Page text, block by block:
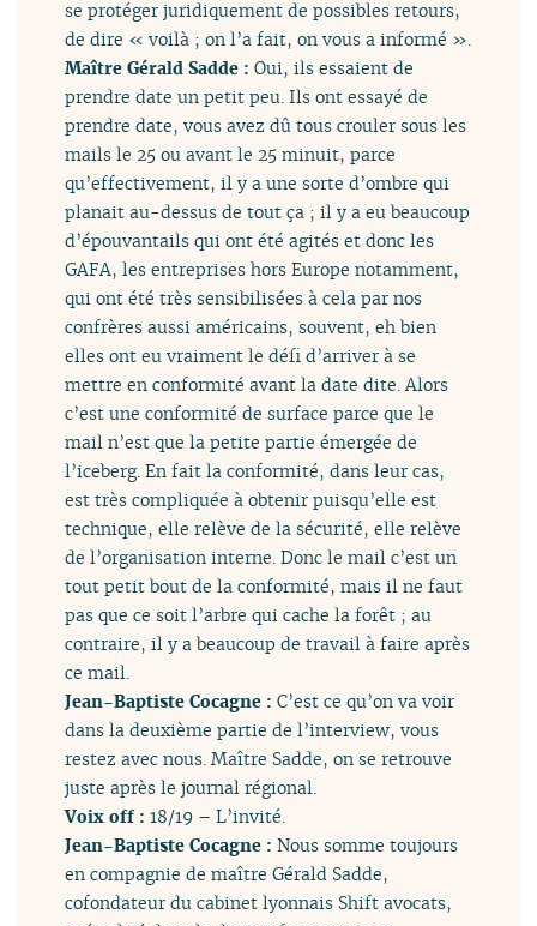
se protéger juridiquement de possibles retours,
de dire « voilà ; on l’a fait, on vous a informé ».
Maître Gérald Sadde :Oui, ils essaient de
prendre date un petit peu. Ils ont essayé de
prendre date, vous avez dû tous crouler sous les
mails le 25 ou avant le 25 minuit, parce
qu’effectivement, il y a une sorte d’ombre qui
planait au-dessus de tout ça ; il y a eu beaucoup
d’épouvantails qui ont été agités et donc les
GAFA, les entreprises hors Europe notamment,
qui ont été très sensibilisées à cela par nos
confrères aussi américains, souvent, eh bien
elles ont eu vraiment le défi d’arriver à se
mettre en conformité avant la date dite. Alors
c’est une conformité de surface parce que le
mail n’est que la petite partie émergée de
l’iceberg. En fait la conformité, dans leur cas,
est très compliquée à obtenir puisqu’elle est
technique, elle relève de la sécurité, elle relève
de l’organisation interne. Donc le mail c’est un
tout petit bout de la conformité, mais il ne faut
pas que ce soit l’arbre qui cache la forêt ; au
contraire, il y a beaucoup de travail à faire après
ce mail.
Jean-Baptiste Cocagne :C’est ce qu’on va voir
dans la deuxième partie de l’interview, vous
restez avec nous. Maître Sadde, on se retrouve
juste après le journal régional.
Voix off :18/19 – L’invité.
Jean-Baptiste Cocagne :Nous somme toujours
en compagnie de maître Gérald Sadde,
cofondateur du cabinet lyonnais Shift avocats,